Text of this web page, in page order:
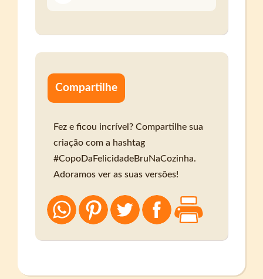
Compartilhe
Fez e ficou incrível? Compartilhe sua
criação com a hashtag
#CopoDaFelicidadeBruNaCozinha.
Adoramos ver as suas versões!